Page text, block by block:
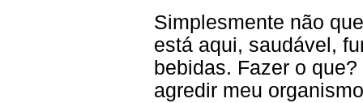
Simplesmente não
está aqui, saudável,
bebidas. Fazer o
agredir meu